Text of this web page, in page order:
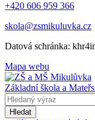
+420 606 959 366
skola@zsmikuluvka.cz
Datová schránka:
Mapa webu
Základní škola a
Hledat